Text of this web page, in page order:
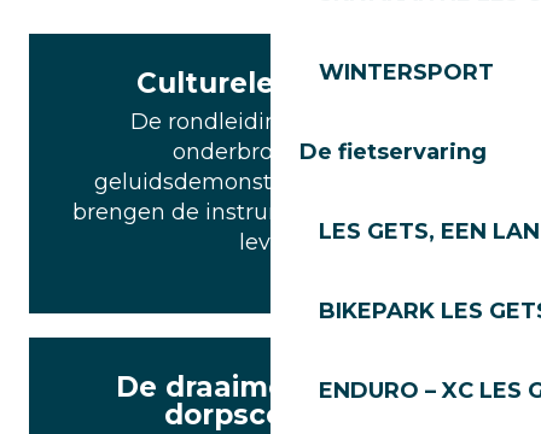
WINTERSPORT
De fietservaring
LES GETS, EEN
BIKEPARK LES
ENDURO – XC LES
Culturele ervaring
De rondleidingen worden
onderbroken door
geluidsdemonstraties: de gidsen
brengen de instrumenten voor je tot
leven.
De draaimolen in het
dorpscentrum